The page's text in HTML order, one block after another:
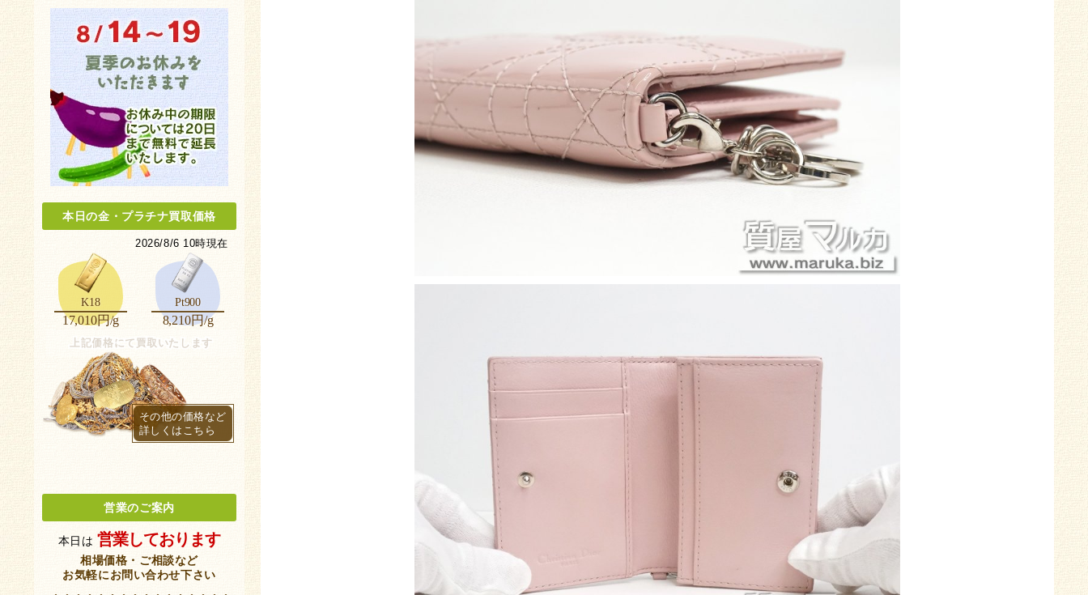
本日の金 ・ プラチナ買取価格
2026/8/6 10時現在
K18
17,010円/g
Pt900
8,210円/g
上記価格にて買取いたします
その他の価格など
詳しくはこちら
営業のご案内
本日は 営業しております
相場価格・ご相談など
お気軽にお問い合わせ下さい